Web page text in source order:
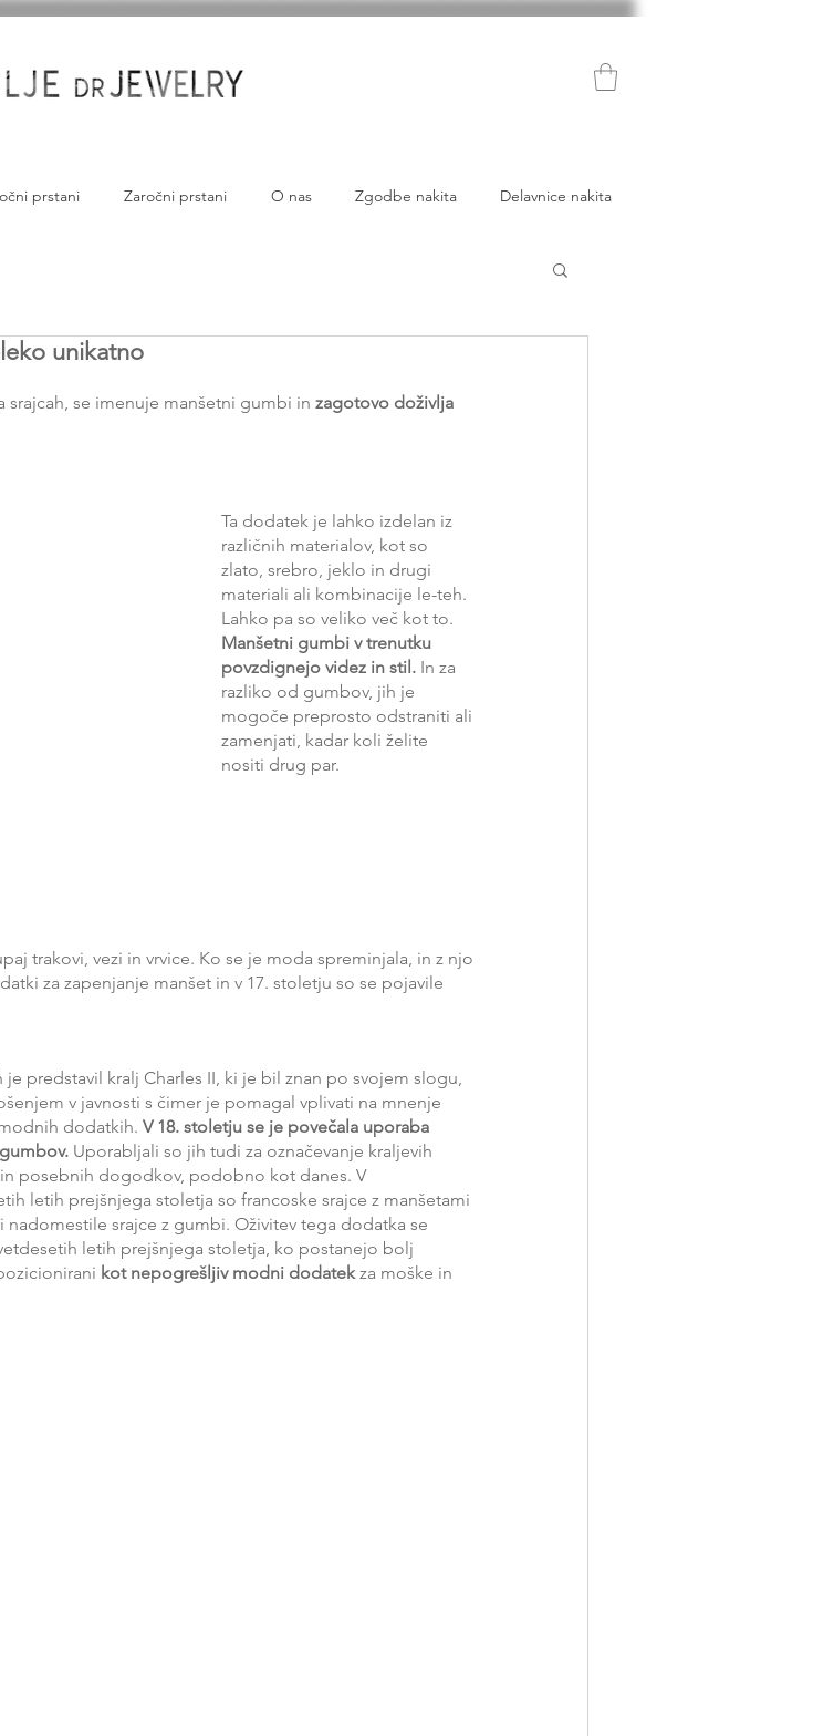
prstani Zaročni prstani O nas Zgodbe nakita Delavnice nakita
unikatno
srajcah, se imenuje manšetni gumbi in zagotovo doživlja
Ta dodatek je lahko izdelan iz
različnih materialov, kot so
zlato, srebro, jeklo in drugi
materiali ali kombinacije le-teh.
Lahko pa so veliko več kot to.
Manšetni gumbi v trenutku
povzdignejo videz in stil. In za
razliko od gumbov, jih je
mogoče preprosto odstraniti ali
zamenjati, kadar koli želite
nositi drug par.
trakovi, vezi in vrvice. Ko se je moda spreminjala, in z njo
za zapenjanje manšet in v 17. stoletju so se pojavile
predstavil kralj Charles II, ki je bil znan po svojem slogu,
v javnosti s čimer je pomagal vplivati na mnenje
dodatkih. V 18. stoletju se je povečala uporaba
Uporabljali so jih tudi za označevanje kraljevih
posebnih dogodkov, podobno kot danes. V
letih prejšnjega stoletja so francoske srajce z manšetami
nadomestile srajce z gumbi. Oživitev tega dodatka se
letih prejšnjega stoletja, ko postanejo bolj
kot nepogrešljiv modni dodatek za moške in